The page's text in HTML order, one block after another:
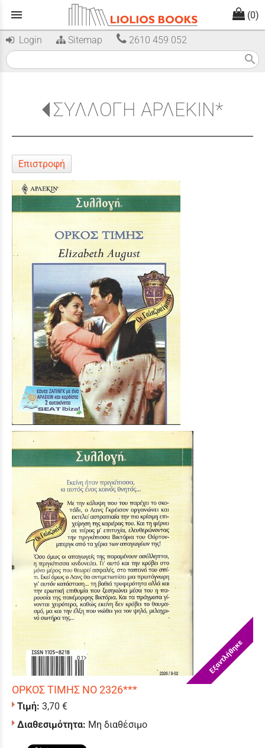
menu (0)
Login Sitemap 2610 459 052
search
ΣΥΛΛΟΓΗ ΑΡΛΕΚΙΝ*
Επιστροφή
Εξαντλήθηκε
ΟΡΚΟΣ ΤΙΜΗΣ ΝΟ 2326***
Τιμή: 3,70 €
Διαθεσιμότητα: Μη διαθέσιμο